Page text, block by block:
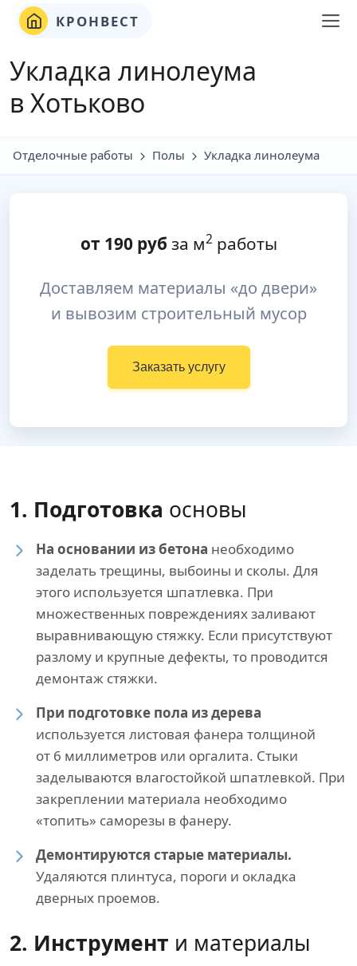
КРОНВЕСТ
Укладка линолеума
в Хотьково
Отделочные работы Полы Укладка линолеума
от 190руб за м2работы
Доставляем материалы «до двери»
и вывозим строительный мусор
Заказать услугу
1. Подготовка основы
На основании из бетона необходимо
заделать трещины, выбоины и сколы. Для
этого используется шпатлевка. При
множественных повреждениях заливают
выравнивающую стяжку. Если присутствуют
разлому и крупные дефекты, то проводится
демонтаж стяжки.
При подготовке пола из дерева
используется листовая фанера толщиной
от 6 миллиметров или оргалита. Стыки
заделываются влагостойкой шпатлевкой. При
закреплении материала необходимо
«топить» саморезы в фанеру.
Демонтируются старые материалы.
Удаляются плинтуса, пороги и окладка
дверных проемов.
2. Инструмент и материалы